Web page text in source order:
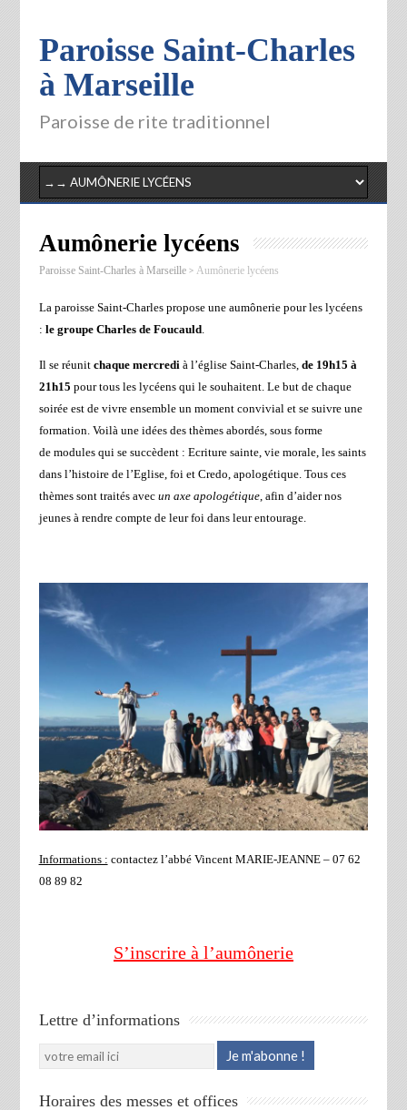
Paroisse Saint-Charles
à Marseille
Paroisse de rite traditionnel
Aumônerie lycéens
Paroisse Saint-Charles à Marseille> Aumônerie lycéens
La paroisse Saint-Charles propose une aumônerie pour les lycéens
: le groupe Charles de Foucauld.
Il se réunit chaque mercredià l’église Saint-Charles, de 19h15 à
21h15 pour tous les lycéens qui le souhaitent. Le but de chaque
soirée est de vivre ensemble un moment convivial et se suivre une
formation. Voilà une idées des thèmes abordés, sous forme
de modules qui se succèdent : Ecriture sainte, vie morale, les saints
dans l’histoire de l’Eglise, foi et Credo, apologétique. Tous ces
thèmes sont traités avecun axe apologétique, afin d’aider nos
jeunes à rendre compte de leur foi dans leur entourage.
Informations : contactez l’abbé Vincent MARIE-JEANNE – 07 62
08 89 82
S’inscrire à l’aumônerie
Lettre d’informations
Horaires des messes et offices